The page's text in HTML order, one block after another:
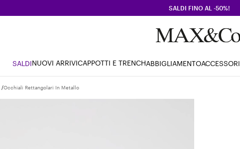
SALDI FINO AL -50%!
SALDINUOVI ARRIVICAPPOTTI E TRENCHABBIGLIAMENTOACCESSORI
Occhiali Rettangolari In Metallo